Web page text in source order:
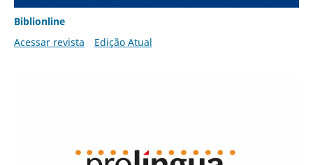
Biblionline
Acessar revista
Edição Atual